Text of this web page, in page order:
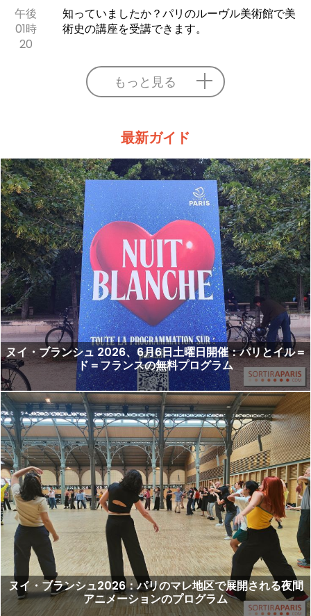
午後
01時
20
知っていましたか？パリのルーヴル美術館で美
術史の講座を受講できます。
もっと見る
最新ガイド
ヌイ・ブランシュ 2026、6月6日土曜日開催：パリとイル＝
ド＝フランスの無料プログラム
ヌイ・ブランシュ2026：パリのマレ地区で展開される夜間
アニメーションのプログラム